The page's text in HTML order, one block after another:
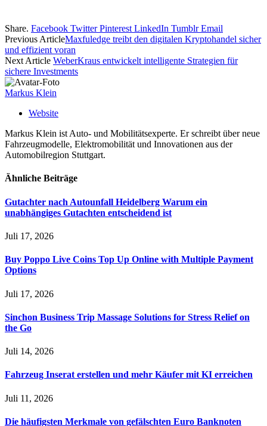
Share. Facebook Twitter Pinterest LinkedIn Tumblr Email
Previous ArticleMaxfuledge treibt den digitalen Kryptohandel sicher
und effizient voran
Next Article WeberKraus entwickelt intelligente Strategien für
sichere Investments
Markus Klein
Website
Markus Klein ist Auto- und Mobilitätsexperte. Er schreibt über neue
Fahrzeugmodelle, Elektromobilität und Innovationen aus der
Automobilregion Stuttgart.
Ähnliche Beiträge
Gutachter nach Autounfall Heidelberg Warum ein
unabhängiges Gutachten entscheidend ist
Juli 17, 2026
Buy Poppo Live Coins Top Up Online with Multiple Payment
Options
Juli 17, 2026
Sinchon Business Trip Massage Solutions for Stress Relief on
the Go
Juli 14, 2026
Fahrzeug Inserat erstellen und mehr Käufer mit KI erreichen
Juli 11, 2026
Die häufigsten Merkmale von gefälschten Euro Banknoten